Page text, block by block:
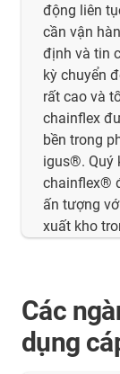
động liên
cần vận
định và tin
kỳ chuyển
rất cao và
chainflex
bền trong
igus®. Quý
chainflex®
ấn tượng
xuất kho
Các
dụng